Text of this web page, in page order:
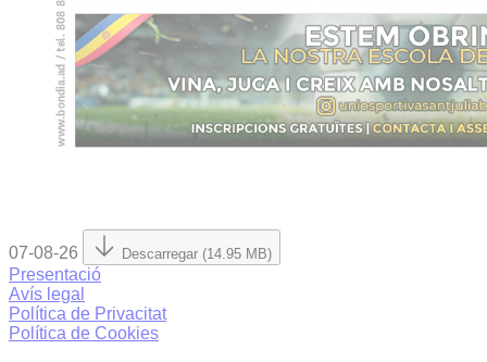
07-08-26 Descarregar (14.95 MB)
Presentació
Avís legal
Política de Privacitat
Política de Cookies